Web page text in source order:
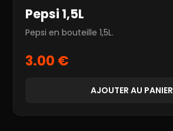
Pepsi 1,5L
Pepsi en bouteille 1,5L.
3.00 €
AJOUTER AU PANIER